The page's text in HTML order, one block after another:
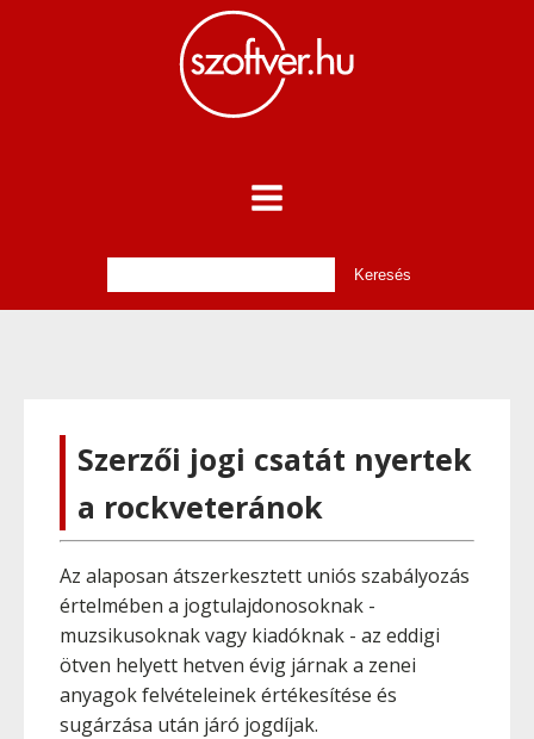
Szerzői jogi csatát nyertek
a rockveteránok
Az alaposan átszerkesztett uniós szabályozás
értelmében a jogtulajdonosoknak -
muzsikusoknak vagy kiadóknak - az eddigi
ötven helyett hetven évig járnak a zenei
anyagok felvételeinek értékesítése és
sugárzása után járó jogdíjak.